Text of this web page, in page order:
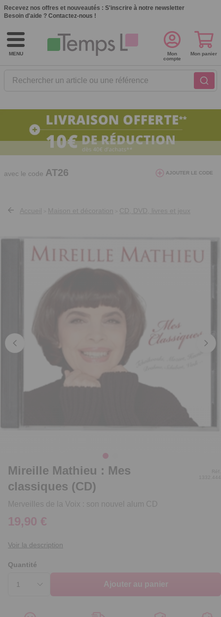
Recevez nos offres et nouveautés : S'inscrire à notre newsletter
Besoin d'aide ? Contactez-nous !
MENU
Rechercher un article ou une référence
Mon
compte
Mon panier
10€ de réduction dès 40€ d'achat. Offre
valable du 03/08/2026 au 12/08/2026.
avec le code AT26 AJOUTER LE CODE
Accueil Maison et décoration CD, DVD, livres et jeux
Mireille Mathieu : Mes
classiques (CD)
Merveilles de la Voix : son nouvel alum CD
Réf.
19,90 €
Voir la description
Quantité
Ajouter au panier